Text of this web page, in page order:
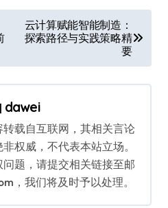
云计算赋能智能制造：
探索路径与实践策略精
要
dawei
转载自互联网，其相关言论
权威，不代表本站立场。
题，请提交相关链接至邮
，我们将及时予以处理。